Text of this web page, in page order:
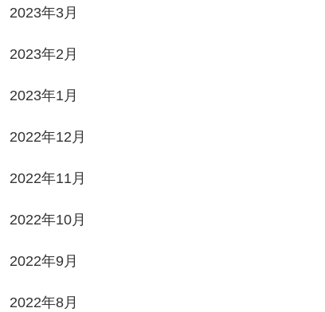
2023年3月
2023年2月
2023年1月
2022年12月
2022年11月
2022年10月
2022年9月
2022年8月